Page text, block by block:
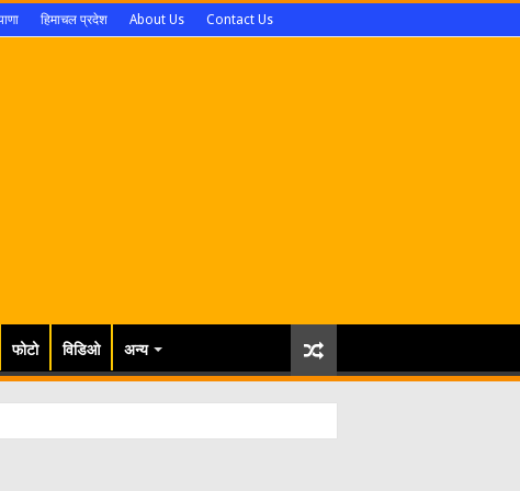
हिमाचल प्रदेश About Us Contact Us
फोटो विडिओ अन्य